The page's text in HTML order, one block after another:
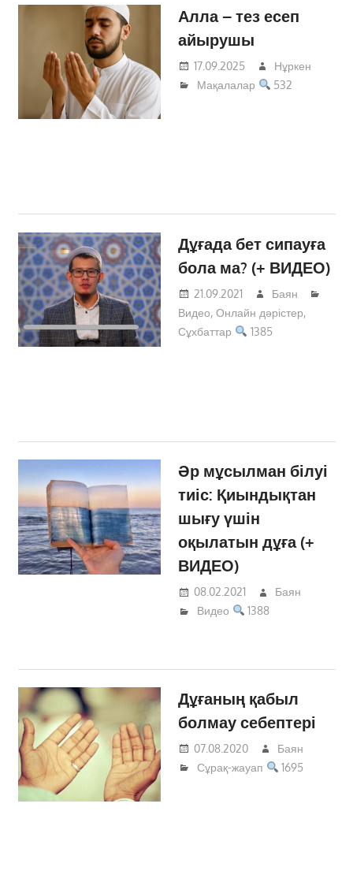
Алла – тез есеп
айырушы
17.09.2025
Нұркен
Мақалалар
532
Дұғада бет сипауға
бола ма? (+ ВИДЕО)
21.09.2021
Баян
Видео,Онлайн дәрістер,
Сұхбаттар
1385
Әр мұсылман білуі
тиіс: Қиындықтан
шығу үшін
оқылатын дұға (+
ВИДЕО)
08.02.2021
Баян
Видео
1388
Дұғаның қабыл
болмау себептері
07.08.2020
Баян
Сұрақ-жауап
1695